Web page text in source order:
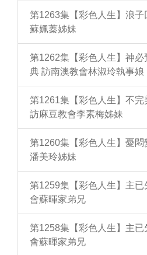
第1263集【彩色人生】浪子
蘇姵蓁姊妹
第1262集【彩色人生】神必
典 訪南澳教會林淑玲執事娘
第1261集【彩色人生】不
訪麻豆教會李素梅姊妹
第1260集【彩色人生】憂
潘美玲姊妹
第1259集【彩色人生】主已
會蘇暉家弟兄
第1258集【彩色人生】主已
會蘇暉家弟兄